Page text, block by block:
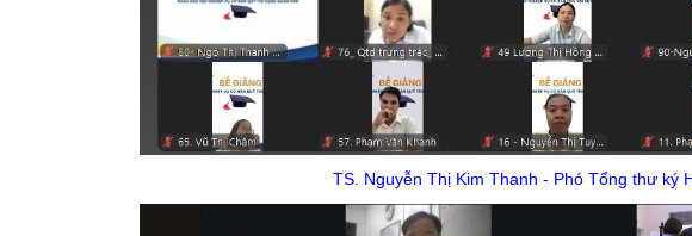
TS. Nguyễn Thị Kim Thanh - Phó Tổng thư ký